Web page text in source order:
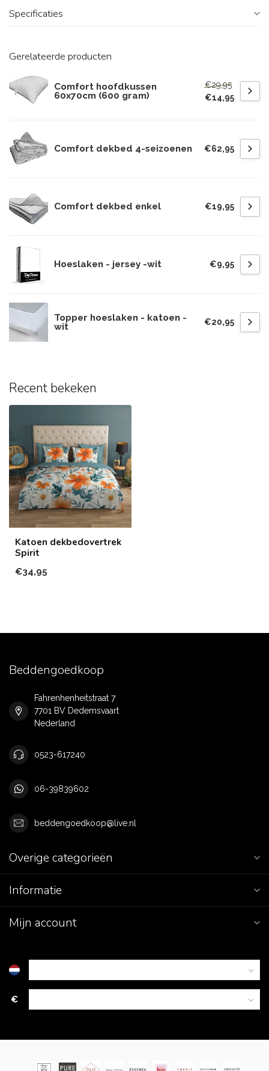
Specificaties
Gerelateerde producten
Comfort hoofdkussen
60x70cm (600 gram)
€29,95
€14,95
Comfort dekbed 4-seizoenen €62,95
Comfort dekbed enkel €19,95
Hoeslaken - jersey -wit €9,95
Topper hoeslaken - katoen -
wit
€20,95
Recent bekeken
Katoen dekbedovertrek
Spirit
€34,95
Beddengoedkoop
Fahrenhenheitstraat 7
7701 BV Dedemsvaart
Nederland
0523-617240
06-39839602
beddengoedkoop@live.nl
Overige categorieën
Informatie
Mijn account
€